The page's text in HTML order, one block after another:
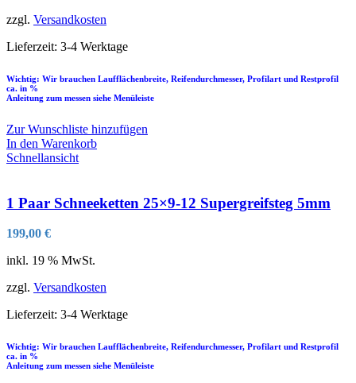
zzgl. Versandkosten
Lieferzeit: 3-4 Werktage
Wichtig: Wir brauchen Laufflächenbreite, Reifendurchmesser, Profilart und Restprofil
ca. in %
Anleitung zum messen siehe Menüleiste
Zur Wunschliste hinzufügen
In den Warenkorb
Schnellansicht
1 Paar Schneeketten 25×9-12 Supergreifsteg 5mm
199,00 €
inkl. 19 % MwSt.
zzgl. Versandkosten
Lieferzeit: 3-4 Werktage
Wichtig: Wir brauchen Laufflächenbreite, Reifendurchmesser, Profilart und Restprofil
ca. in %
Anleitung zum messen siehe Menüleiste